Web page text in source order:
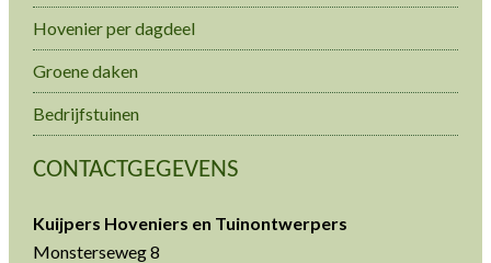
Hovenier per dagdeel
Groene daken
Bedrijfstuinen
CONTACTGEGEVENS
Kuijpers Hoveniers en Tuinontwerpers
Monsterseweg 8